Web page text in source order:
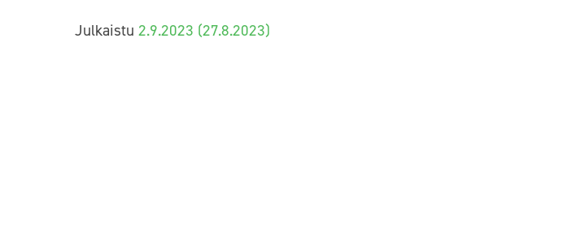
Julkaistu 2.9.2023 (27.8.2023)